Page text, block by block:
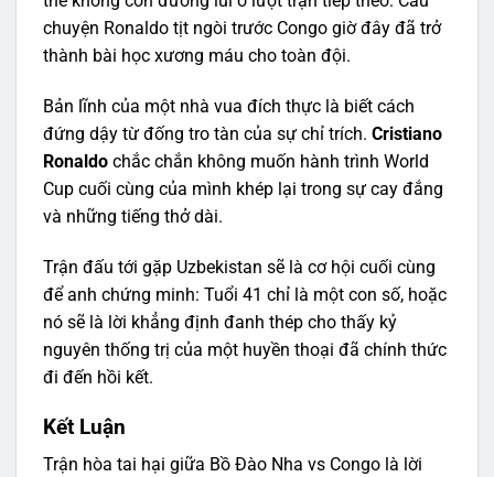
chuyện Ronaldo tịt ngòi trước Congo giờ đây đã trở
thành bài học xương máu cho toàn đội.
Bản lĩnh của một nhà vua đích thực là biết cách
đứng dậy từ đống tro tàn của sự chỉ trích. Cristiano
Ronaldo chắc chắn không muốn hành trình World
Cup cuối cùng của mình khép lại trong sự cay đắng
và những tiếng thở dài.
Trận đấu tới gặp Uzbekistan sẽ là cơ hội cuối cùng
để anh chứng minh: Tuổi 41 chỉ là một con số, hoặc
nó sẽ là lời khẳng định đanh thép cho thấy kỷ
nguyên thống trị của một huyền thoại đã chính thức
đi đến hồi kết.
Kết Luận
Trận hòa tai hại giữa Bồ Đào Nha vs Congo là lời